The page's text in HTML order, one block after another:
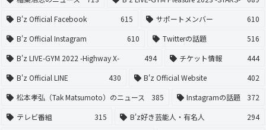
B'z Official Facebook
615 サポートメンバー
610
B'z Official Instagram
610 Twitterの話題
516
B'z LIVE-GYM 2022 -Highway X-
494 チケット情報
444
B'z Official LINE
430 B'z Official Website
402
松本孝弘（Tak Matsumoto）のニュース
385 Instagramの話題
372
テレビ番組
315 B'z好き芸能人・有名人
294